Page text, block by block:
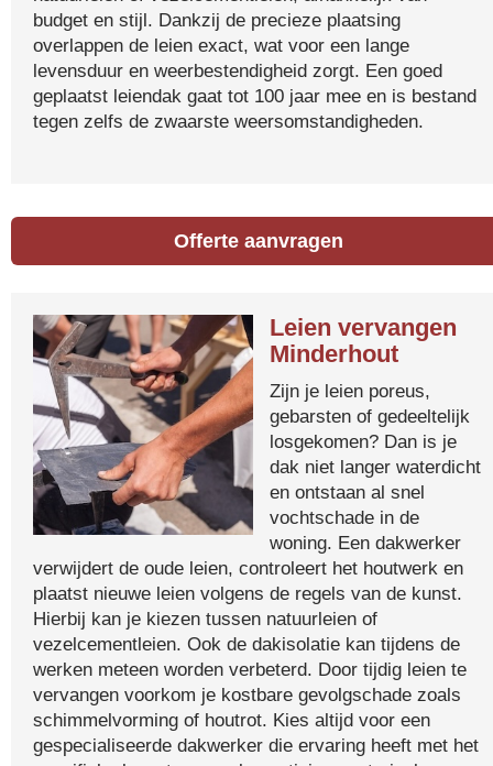
budget en stijl. Dankzij de precieze plaatsing
overlappen de leien exact, wat voor een lange
levensduur en weerbestendigheid zorgt. Een goed
geplaatst leiendak gaat tot 100 jaar mee en is bestand
tegen zelfs de zwaarste weersomstandigheden.
Offerte aanvragen
Leien vervangen
Minderhout
Zijn je leien poreus,
gebarsten of gedeeltelijk
losgekomen? Dan is je
dak niet langer waterdicht
en ontstaan al snel
vochtschade in de
woning. Een dakwerker
verwijdert de oude leien, controleert het houtwerk en
plaatst nieuwe leien volgens de regels van de kunst.
Hierbij kan je kiezen tussen natuurleien of
vezelcementleien. Ook de dakisolatie kan tijdens de
werken meteen worden verbeterd. Door tijdig leien te
vervangen voorkom je kostbare gevolgschade zoals
schimmelvorming of houtrot. Kies altijd voor een
gespecialiseerde dakwerker die ervaring heeft met het